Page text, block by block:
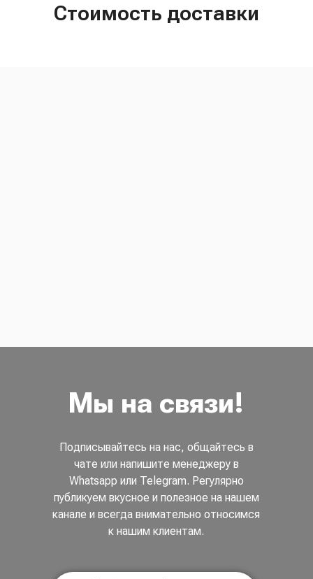
Стоимость доставки
Мы на связи!
Подписывайтесь на нас, общайтесь в
чате или напишите менеджеру в
Whatsapp или Telegram. Регулярно
публикуем вкусное и полезное на нашем
канале и всегда внимательно относимся
к нашим клиентам.